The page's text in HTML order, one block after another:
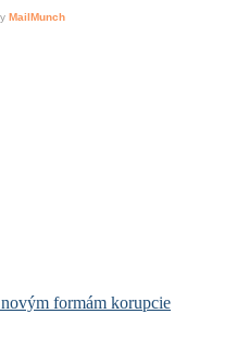
formám korupcie